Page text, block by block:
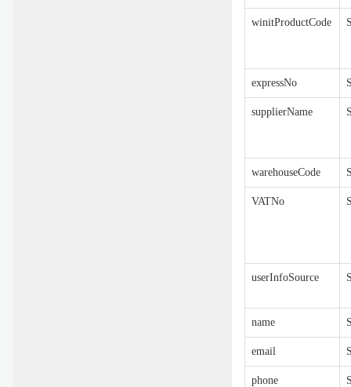
winitProductCode
expressNo
supplierName
warehouseCode
VATNo
userInfoSource
name
email
phone